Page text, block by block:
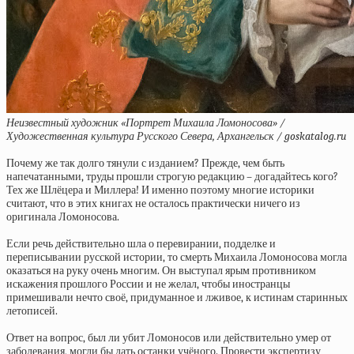
Неизвестный художник «Портрет Михаила Ломоносова» /
Художественная культура Русского Севера, Архангельск / goskatalog.ru
Почему же так долго тянули с изданием? Прежде, чем быть
напечатанными, труды прошли строгую редакцию – догадайтесь кого?
Тех же Шлёцера и Миллера! И именно поэтому многие историки
считают, что в этих книгах не осталось практически ничего из
оригинала Ломоносова.
Если речь действительно шла о перевирании, подделке и
переписывании русской истории, то смерть Михаила Ломоносова могла
оказаться на руку очень многим. Он выступал ярым противником
искажения прошлого России и не желал, чтобы иностранцы
примешивали нечто своё, придуманное и лживое, к истинам старинных
летописей.
Ответ на вопрос, был ли убит Ломоносов или действительно умер от
заболевания, могли бы дать останки учёного. Провести экспертизу